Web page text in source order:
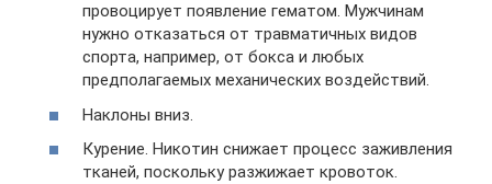
провоцирует появление гематом. Мужчинам
нужно отказаться от травматичных видов
спорта, например, от бокса и любых
предполагаемых механических воздействий.
Наклоны вниз.
Курение. Никотин снижает процесс заживления
тканей, поскольку разжижает кровоток.